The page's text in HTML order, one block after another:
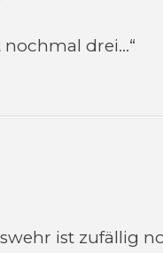
drei…“
ist zufällig